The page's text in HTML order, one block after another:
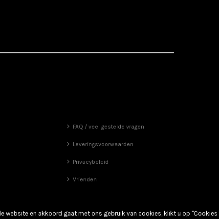
FAQ / veel gestelde vragen
Leveringsvoorwaarden
Privacybeleid
Vrienden
website en akkoord gaat met ons gebruik van cookies, klikt u op "Cookies